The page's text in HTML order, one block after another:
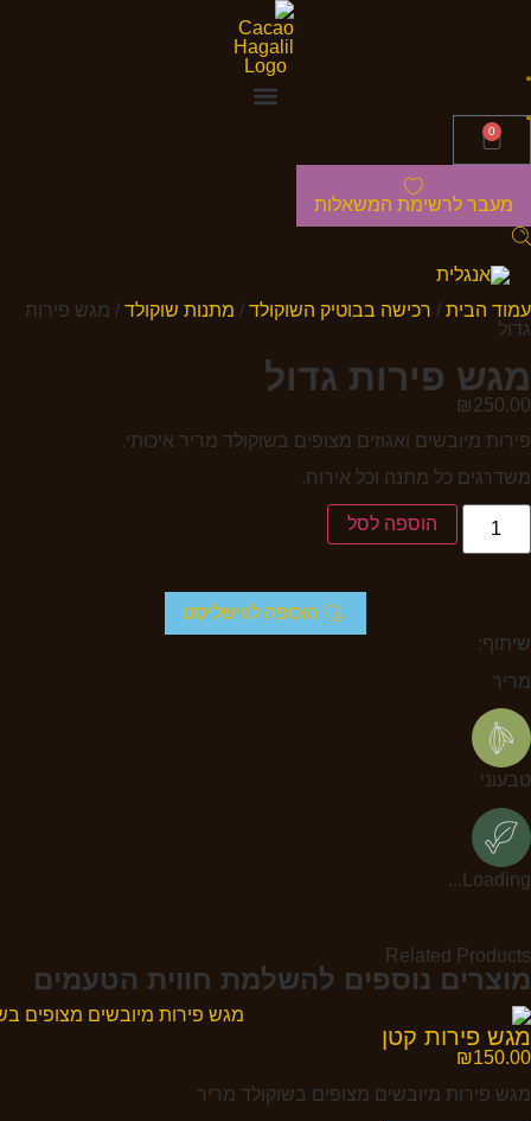
0
מעבר לרשימת המשאלות
עמוד הבית / רכישה בבוטיק השוקולד / מתנות שוקולד / מגש פירות
גדול
מגש פירות גדול
₪250.00
פירות מיובשים ואגוזים מצופים בשוקולד מריר איכותי.
משדרגים כל מתנה וכל אירוח.
הוספה לסל
הוספה לווישליסט
שיתוף:
מריר
טבעוני
Loading...
Related Products
מוצרים נוספים להשלמת חווית הטעמים
מגש פירות קטן
₪150.00
מגש פירות מיובשים מצופים בשוקולד מריר